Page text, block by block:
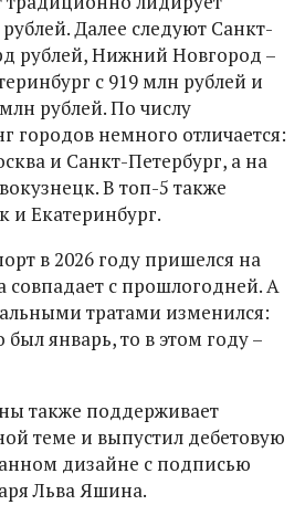
Далее следуют Санкт-
рублей, Нижний Новгород –
с 919 млн рублей и
рублей. По числу
городов немного отличается:
и Санкт-Петербург, а на
В топ-5 также
и Екатеринбург.
в 2026 году пришелся на
совпадает с прошлогодней. А
тратами изменился:
был январь, то в этом году –
также поддерживает
теме и выпустил дебетовую
дизайне с подписью
Льва Яшина.